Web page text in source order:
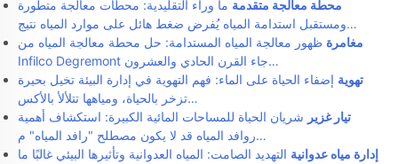
محطة معالجة متقدمة ما وراء التقليدية: محطات معالجة متطورة
ومستقبل استدامة المياه يُفرض ضغط هائل على موارد المياه نتيج…
مغامرة ظهور معالجة المياه المستدامة: حل محطة معالجة المياه من
Infilco Degremont جاء القرن الحادي والعشرون…
تهوية إضفاء الحياة على الماء: فهم التهوية في إدارة البيئة تخيل بحيرة
تزخر بالحياة، ومياهها تتلألأ بالأكس…
تيار غزير شريان الحياة للمساحات المائية الكبيرة: استكشاف أهمية
روافد المياه قد لا يكون مصطلح "رافد المياه" م…
إدارة مياه عدوانية التهديد الصامت: المياه العدوانية وتأثيرها البيئي غالبًا ما